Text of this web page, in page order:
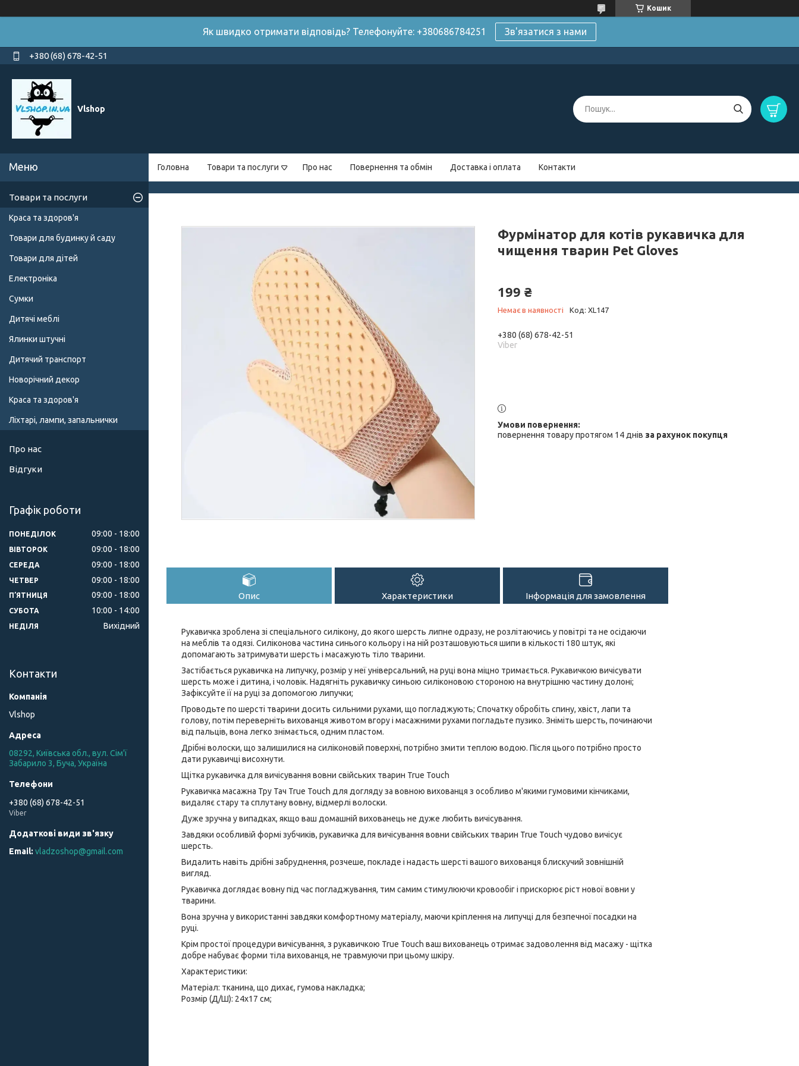
Кошик
Як швидко отримати відповідь? Телефонуйте: +380686784251 Зв'язатися з нами
+380 (68) 678-42-51
Vlshop
Головна Товари та послуги Про нас Повернення та обмін Доставка і оплата Контакти
Фурмінатор для котів рукавичка для
чищення тварин Pet Gloves
199 ₴
Немає в наявності Код: XL147
+380 (68) 678-42-51
Viber
повернення товару протягом 14 днів за рахунок покупця
Опис Характеристики Інформація для замовлення
Рукавичка зроблена зі спеціального силікону, до якого шерсть липне одразу, не розлітаючись у повітрі та не осідаючи
на меблів та одязі. Силіконова частина синього кольору і на ній розташовуються шипи в кількості 180 штук, які
допомагають затримувати шерсть і масажують тіло тварини.
Застібається рукавичка на липучку, розмір у неї універсальний, на руці вона міцно тримається. Рукавичкою вичісувати
шерсть може і дитина, і чоловік. Надягніть рукавичку синьою силіконовою стороною на внутрішню частину долоні;
Зафіксуйте її на руці за допомогою липучки;
Проводьте по шерсті тварини досить сильними рухами, що погладжують; Спочатку обробіть спину, хвіст, лапи та
голову, потім переверніть вихованця животом вгору і масажними рухами погладьте пузико. Зніміть шерсть, починаючи
від пальців, вона легко знімається, одним пластом.
Дрібні волоски, що залишилися на силіконовій поверхні, потрібно змити теплою водою. Після цього потрібно просто
дати рукавичці висохнути.
Щітка рукавичка для вичісування вовни свійських тварин True Touch
Рукавичка масажна Тру Тач True Touch для догляду за вовною вихованця з особливо м'якими гумовими кінчиками,
видаляє стару та сплутану вовну, відмерлі волоски.
Дуже зручна у випадках, якщо ваш домашній вихованець не дуже любить вичісування.
Завдяки особливій формі зубчиків, рукавичка для вичісування вовни свійських тварин True Touch чудово вичісує
шерсть.
Видалить навіть дрібні забруднення, розчеше, покладе і надасть шерсті вашого вихованця блискучий зовнішній
вигляд.
Рукавичка доглядає вовну під час погладжування, тим самим стимулюючи кровообіг і прискорює ріст нової вовни у
тварини.
Вона зручна у використанні завдяки комфортному матеріалу, маючи кріплення на липучці для безпечної посадки на
руці.
Крім простої процедури вичісування, з рукавичкою True Touch ваш вихованець отримає задоволення від масажу - щітка
добре набуває форми тіла вихованця, не травмуючи при цьому шкіру.
Характеристики:
Матеріал: тканина, що дихає, гумова накладка;
Розмір (Д/Ш): 24х17 см;
Товари та послуги
Краса та здоров'я
Товари для будинку й саду
Товари для дітей
Електроніка
Сумки
Дитячі меблі
Ялинки штучні
Дитячий транспорт
Новорічний декор
Краса та здоров'я
Ліхтарі, лампи, запальнички
Про нас
Відгуки
Графік роботи
ПОНЕДІЛОК 09:00 18:00
ВІВТОРОК 09:00 18:00
СЕРЕДА 09:00 18:00
ЧЕТВЕР 09:00 18:00
ПʼЯТНИЦЯ 09:00 18:00
СУБОТА 10:00 14:00
НЕДІЛЯ Вихідний
Контакти
Vlshop
08292, Київська обл., вул. Сім'ї
Забарило 3, Буча, Україна
+380 (68) 678-42-51
Viber
vladzoshop@gmail.com